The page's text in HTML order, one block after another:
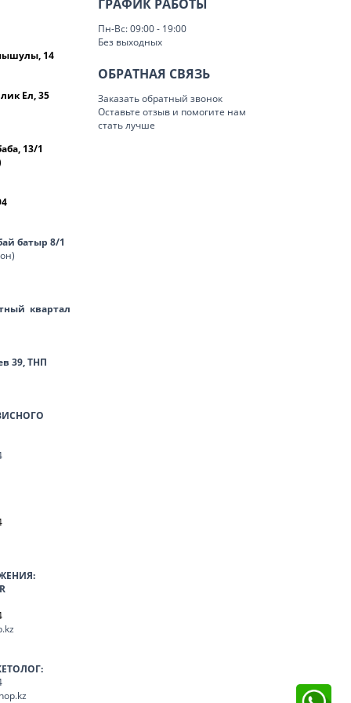
14
Ел, 35
13/1
батыр 8/1
квартал
39, ТНП
ГРАФИК РАБОТЫ
Пн-Вс: 09:00 - 19:00
Без выходных
ОБРАТНАЯ СВЯЗЬ
Заказать обратный звонок
Оставьте отзыв и помогите нам
стать лучше